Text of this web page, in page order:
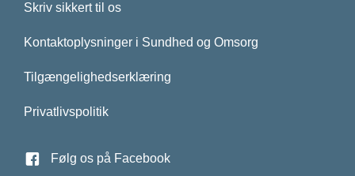
Skriv sikkert til os
Kontaktoplysninger i Sundhed og Omsorg
Tilgængelighedserklæring
Privatlivspolitik
Følg os på Facebook